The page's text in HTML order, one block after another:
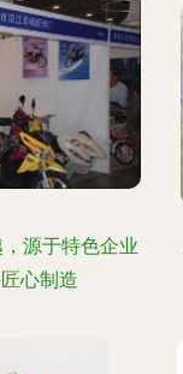
源于特色企业
心制造